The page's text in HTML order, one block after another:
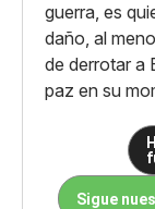
guerra, es
daño, al
de derrotar a
paz en su
Sigue